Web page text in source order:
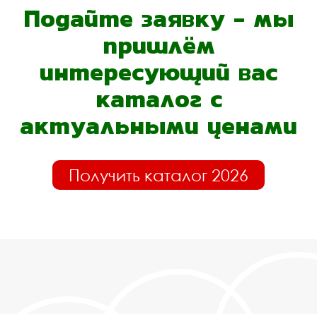
Подайте заявку - мы
пришлём
интересующий вас
каталог с
актуальными ценами
Получить каталог 2026